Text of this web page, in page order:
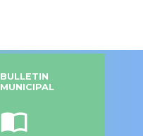
BULLETIN
MUNICIPAL
import_contacts